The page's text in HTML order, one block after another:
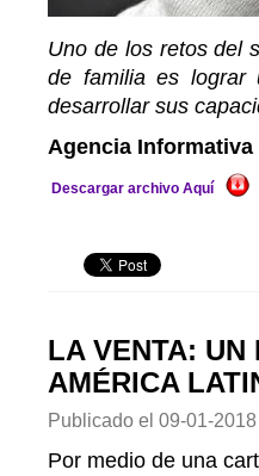
Uno de los retos del
de familia es lograr
desarrollar sus
Agencia Informativa
Descargar archivo Aquí
LA VENTA: UN
AMÉRICA
Publicado el 09-01-2018
Por medio de una